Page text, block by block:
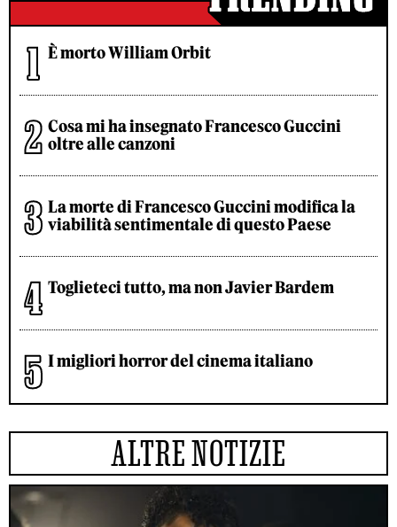
È morto William Orbit
Cosa mi ha insegnato Francesco Guccini
oltre alle canzoni
La morte di Francesco Guccini modifica la
viabilità sentimentale di questo Paese
Toglieteci tutto, ma non Javier Bardem
I migliori horror del cinema italiano
ALTRE NOTIZIE